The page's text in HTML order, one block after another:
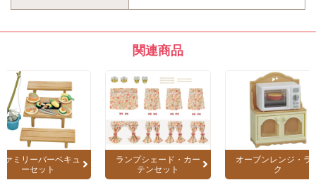
関連商品
ァミリーバーベキュ
ーセット
ランプシェード・カー
テンセット
オーブンレンジ・ラ
ク